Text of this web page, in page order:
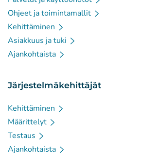
Ohjeet ja toimintamallit
Kehittäminen
Asiakkuus ja tuki
Ajankohtaista
Järjestelmäkehittäjät
Kehittäminen
Määrittelyt
Testaus
Ajankohtaista